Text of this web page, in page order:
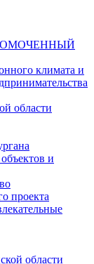
климата и
области
и
проекта
области